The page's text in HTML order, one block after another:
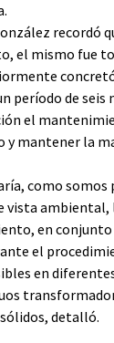
recordó
el mismo fue
período de seis
el
y mantener la
como
vista ambiental,
en
el
en
detalló.